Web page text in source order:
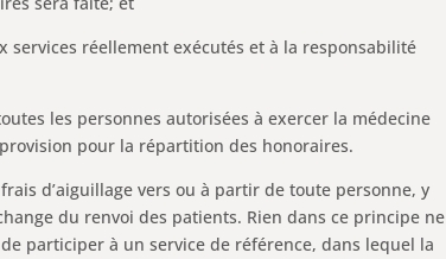
réellement exécutés et à la responsabilité
les personnes autorisées à exercer la médecine
pour la répartition des honoraires.
d’aiguillage vers ou à partir de toute personne, y
du renvoi des patients. Rien dans ce principe ne
participer à un service de référence, dans lequel la